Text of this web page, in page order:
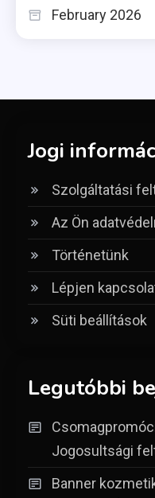
February 2026
Jogi
Szolgáltatási
Az Ön
Történetünk
Lépjen
Süti beállítások
Legutóbbi
Jogosultsági
Banner